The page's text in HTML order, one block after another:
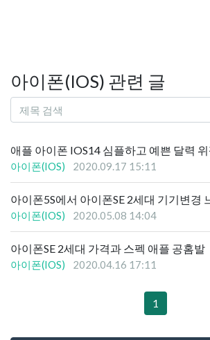
아이폰(IOS) 관련 글
애플 아이폰 IOS14 심플하고 예쁜 달력
아이폰(IOS) 2020.09.17 15:11
아이폰5S에서 아이폰SE 2세대 기기변경
아이폰(IOS) 2020.05.08 14:04
아이폰SE 2세대 가격과 스펙 애플 공홈발
아이폰(IOS) 2020.04.16 17:11
1